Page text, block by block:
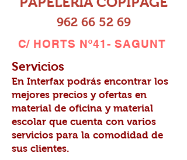
962 66 52 69
C/ HORTS Nº41- SAGUNT
Servicios
En Interfax podrás encontrar los
mejores precios y ofertas en
material de oficina y material
escolar que cuenta con varios
servicios para la comodidad de
sus clientes.